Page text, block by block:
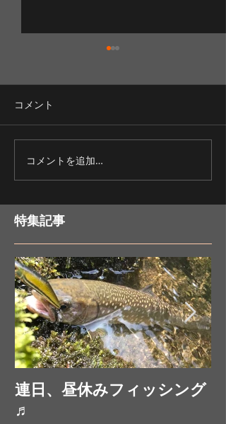
コメント
コメントを追加…
特集記事
連日、昼休みフィッシング
♬